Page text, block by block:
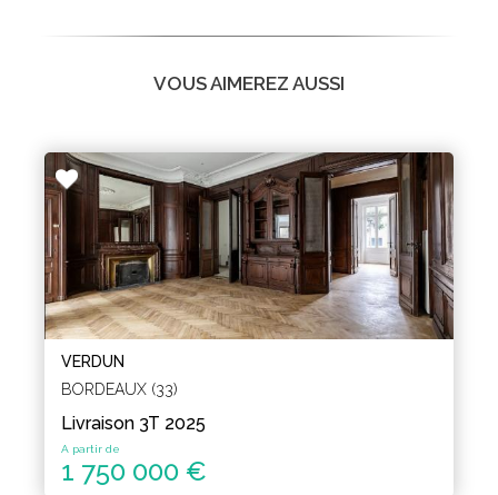
VOUS AIMEREZ AUSSI
VERDUN
BORDEAUX (33)
Livraison 3T 2025
A partir de
1 750 000 €